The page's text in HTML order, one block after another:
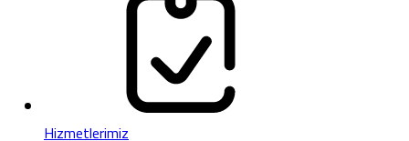
Hizmetlerimiz